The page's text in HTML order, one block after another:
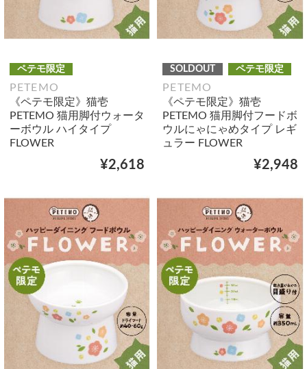
ペテモ限定
PETEMO
《ペテモ限定》猫壱
PETEMO 猫用脚付ウォータ
ーボウル ハイタイプ
FLOWER
¥2,618
SOLDOUT ペテモ限定
PETEMO
《ペテモ限定》猫壱
PETEMO 猫用脚付フードボ
ウルにゃにゃめタイプ レギ
ュラー FLOWER
¥2,948